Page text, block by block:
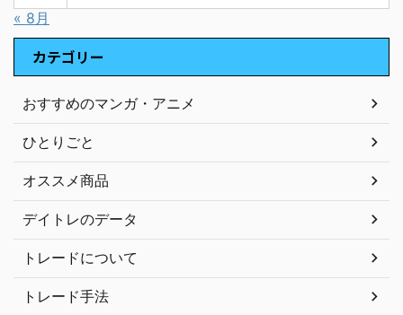
« 8月
カテゴリー
おすすめのマンガ・アニメ
ひとりごと
オススメ商品
デイトレのデータ
トレードについて
トレード手法